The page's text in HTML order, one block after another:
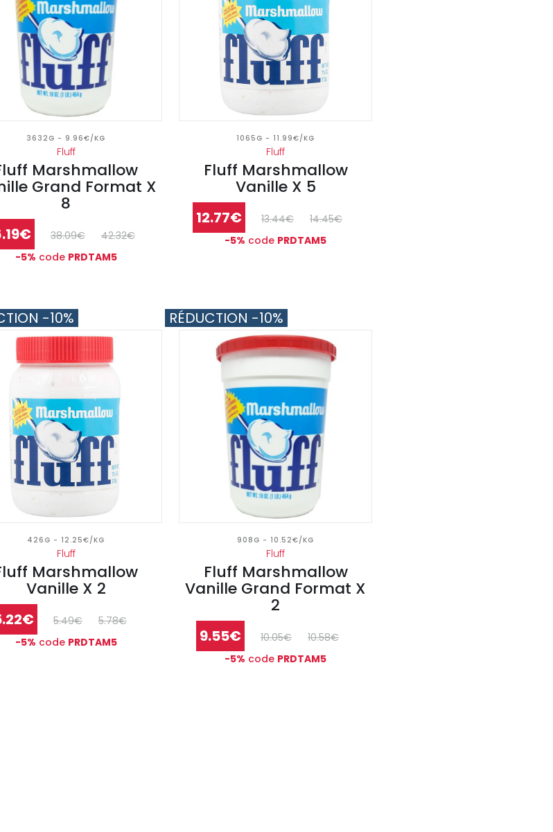
3632G - 9.96€/KG
Fluff
Marshmallow
Grand Format X
8
38.09€
42.32€
-5% code PRDTAM5
1065G - 11.99€/KG
Fluff
Fluff Marshmallow
Vanille X 5
12.77€ 13.44€
14.45€
-5% code PRDTAM5
426G - 12.25€/KG
Fluff
Marshmallow
Vanille X 2
5.49€
5.78€
-5% code PRDTAM5
-10%
908G - 10.52€/KG
Fluff
Fluff Marshmallow
Vanille Grand Format X
2
9.55€ 10.05€
10.58€
-5% code PRDTAM5
RÉDUCTION -10%